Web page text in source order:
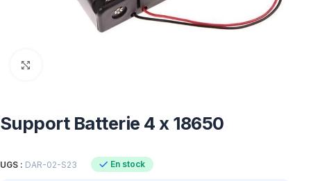
Support Batterie 4 x 18650
UGS : DAR-02-S23 En stock